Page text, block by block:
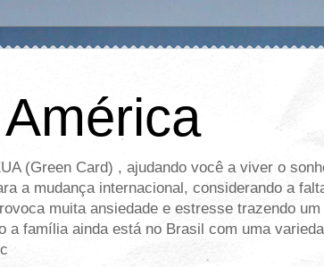
(Green Card) , ajudando você a viver o
a mudança internacional, considerando a
muita ansiedade e estresse trazendo
a família ainda está no Brasil com uma